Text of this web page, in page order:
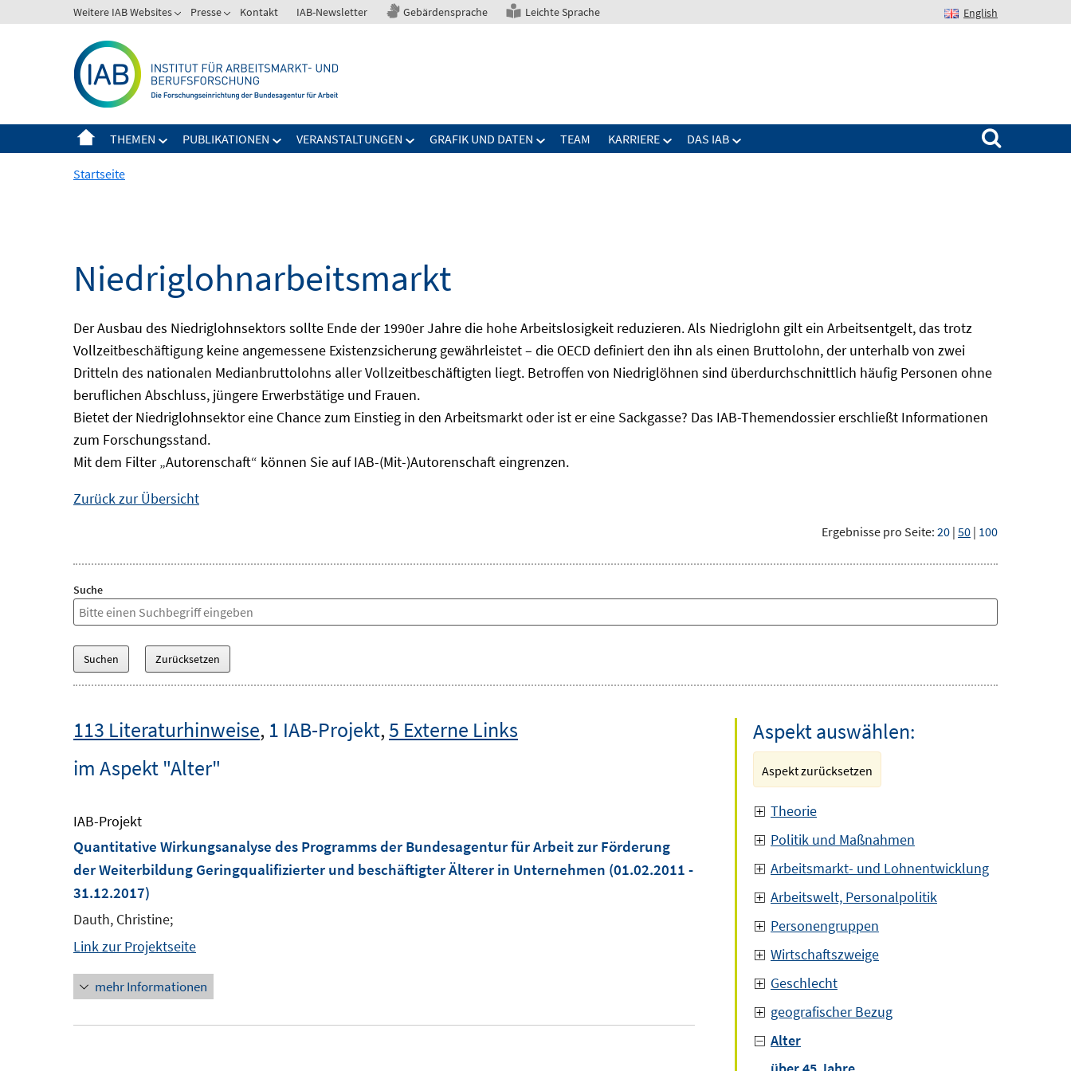
zum
Weitere IAB Websites Presse Kontakt IAB-Newsletter Gebärdensprache Leichte Sprache English
THEMEN PUBLIKATIONEN VERANSTALTUNGEN GRAFIK UND DATEN TEAM KARRIERE DAS IAB
Suchen nach:
Startseite
Niedriglohnarbeitsmarkt
Der Ausbau des Niedriglohnsektors sollte Ende der 1990er Jahre die hohe Arbeitslosigkeit reduzieren. Als Niedriglohn gilt ein Arbeitsentgelt, das trotz
Vollzeitbeschäftigung keine angemessene Existenzsicherung gewährleistet – die OECD definiert den ihn als einen Bruttolohn, der unterhalb von zwei
Dritteln des nationalen Medianbruttolohns aller Vollzeitbeschäftigten liegt. Betroffen von Niedriglöhnen sind überdurchschnittlich häufig Personen ohne
beruflichen Abschluss, jüngere Erwerbstätige und Frauen.
Bietet der Niedriglohnsektor eine Chance zum Einstieg in den Arbeitsmarkt oder ist er eine Sackgasse? Das IAB-Themendossier erschließt Informationen
zum Forschungsstand.
Mit dem Filter „Autorenschaft“ können Sie auf IAB-(Mit-)Autorenschaft eingrenzen.
Zurück zur Übersicht
Ergebnisse pro Seite: 20 | 50 | 100
Suche
113 Literaturhinweise, 1 IAB-Projekt,5 Externe Links
im Aspekt "Alter"
IAB-Projekt
Quantitative Wirkungsanalyse des Programms der Bundesagentur für Arbeit zur Förderung
der Weiterbildung Geringqualifizierter und beschäftigter Älterer in Unternehmen (01.02.2011 -
31.12.2017)
Dauth, Christine;
Link zur Projektseite
mehr Informationen
Aspekt auswählen:
Aspekt zurücksetzen
Theorie
Politik und Maßnahmen
Arbeitsmarkt- und Lohnentwicklung
Arbeitswelt, Personalpolitik
Personengruppen
Wirtschaftszweige
Geschlecht
geografischer Bezug
Alter